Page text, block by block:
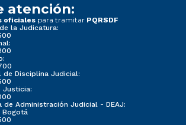
atención:
oficiales para tramitar PQRSDF
la Judicatura:
de Disciplina Judicial:
Justicia:
de Administración Judicial - DEAJ:
Bogotá